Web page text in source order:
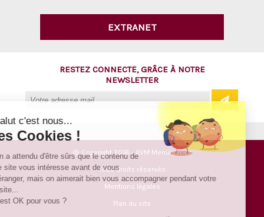
EXTRANET
RESTEZ CONNECTÉ, GRÂCE À NOTRE
NEWSLETTER
@ Copyright 2016 - AVM Menuiseries
Tous droits réservés
Mentions légales
Plan du site
Salut c'est nous...
les Cookies !
On a attendu d'être sûrs que le contenu de
ce site vous intéresse avant de vous
déranger, mais on aimerait bien vous accompagner pendant votre
visite...
C'est OK pour vous ?